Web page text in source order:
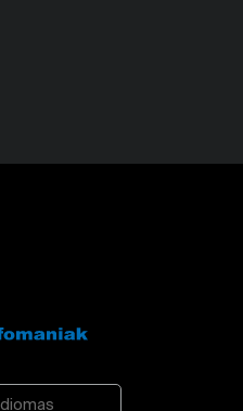
Idiomas